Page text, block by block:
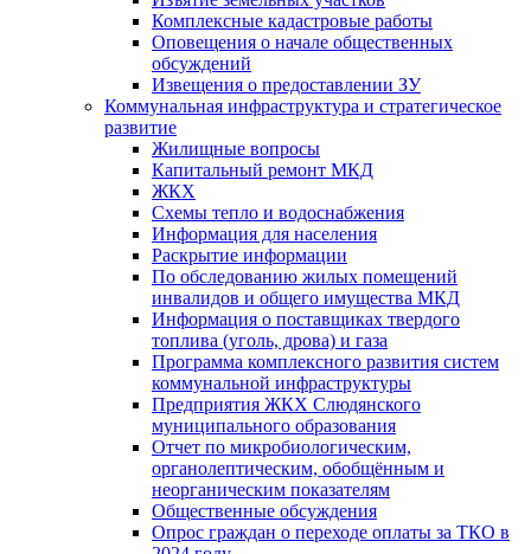
Комплексные кадастровые работы
Оповещения о начале общественных
обсуждений
Извещения о предоставлении ЗУ
Коммунальная инфраструктура и стратегическое
развитие
Жилищные вопросы
Капитальный ремонт МКД
ЖКХ
Схемы тепло и водоснабжения
Информация для населения
Раскрытие информации
По обследованию жилых помещений
инвалидов и общего имущества МКД
Информация о поставщиках твердого
топлива (уголь, дрова) и газа
Программа комплексного развития систем
коммунальной инфраструктуры
Предприятия ЖКХ Слюдянского
муниципального образования
Отчет по микробиологическим,
органолептическим, обобщённым и
неорганическим показателям
Общественные обсуждения
Опрос граждан о переходе оплаты за ТКО в